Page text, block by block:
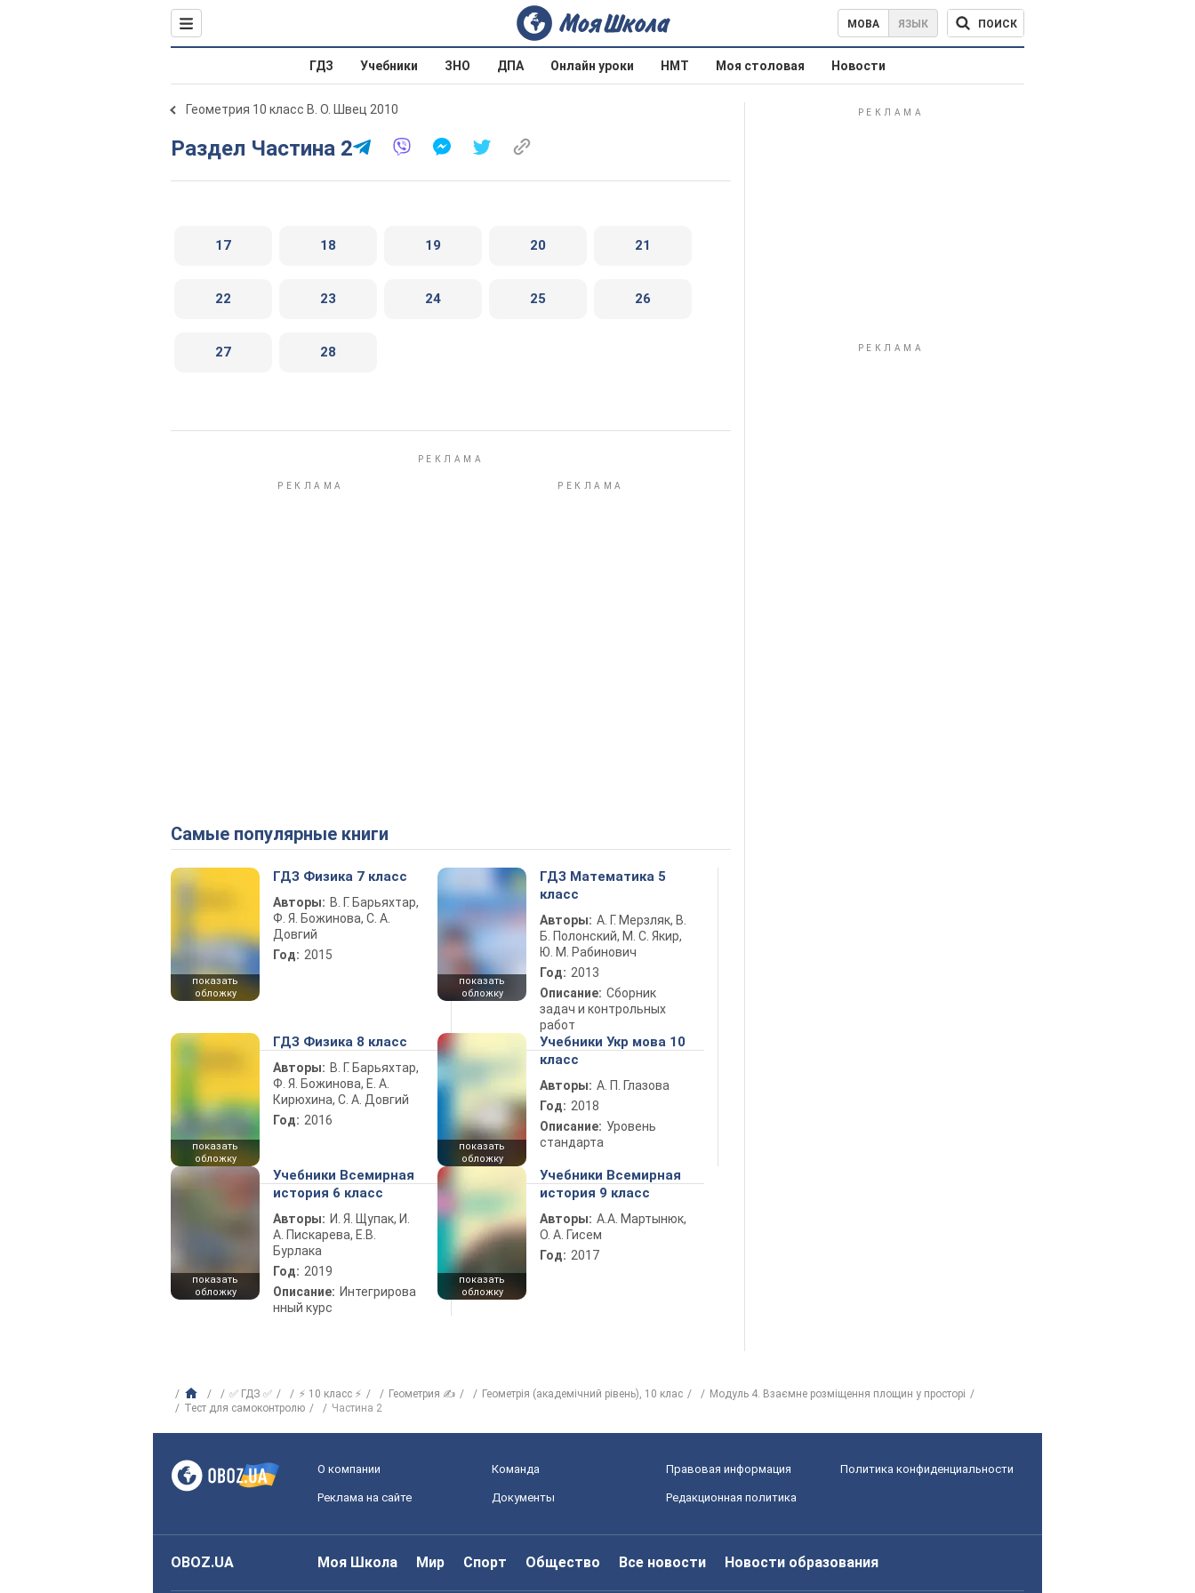
МОВА ЯЗЫК ПОИСК
ГДЗ Учебники ЗНО ДПА Онлайн уроки НМТ Моя столовая Новости
Геометрия 10 класс В. О. Швец 2010
Раздел Частина 2
17 18 19 20 21
22 23 24 25 26
27 28
Самые популярные книги
показать
обложку
ГДЗ Физика 7 класс
Авторы: В. Г. Барьяхтар,
Ф. Я. Божинова, С. А.
Довгий
Год: 2015
показать
обложку
ГДЗ Математика 5
класс
Авторы: А. Г. Мерзляк, В.
Б. Полонский, М. С. Якир,
Ю. М. Рабинович
Год: 2013
Описание: Сборник
задач и контрольных
работ
показать
обложку
ГДЗ Физика 8 класс
Авторы: В. Г. Барьяхтар,
Ф. Я. Божинова, Е. А.
Кирюхина, С. А. Довгий
Год: 2016
показать
обложку
Учебники Укр мова 10
класс
Авторы: А. П. Глазова
Год: 2018
Описание: Уровень
стандарта
показать
обложку
Учебники Всемирная
история 6 класс
Авторы: И. Я. Щупак, И.
А. Пискарева, Е.В.
Бурлака
Год: 2019
Описание: Интегрирова
нный курс
показать
обложку
Учебники Всемирная
история 9 класс
Авторы: А.А. Мартынюк,
О. А. Гисем
Год: 2017
✅ ГДЗ ✅ ⚡ 10 класс ⚡ Геометрия ✍ Геометрія (академічний рівень), 10 клас
Модуль 4. Взаємне розміщення площин у просторі
Тест для самоконтролю
Частина 2
О компании Команда Правовая информация Политика конфиденциальности
Реклама на сайте Документы Редакционная политика
OBOZ.UA Моя Школа Мир Спорт Общество Все новости Новости образования